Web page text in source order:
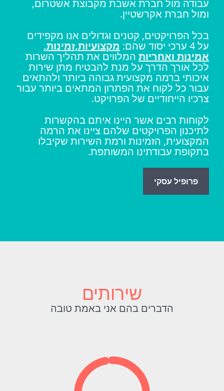
עבודה מול חברת אשבת מקבוצת אשטרום,
ומול חברת אקרשטיין.
בכל הפרויקטים, קטנים וגדולים אנו מקפידים
על 4 ערכי יסוד שהם: מקצועיות,זמינות,
אמינות ואחריות המלווים את תהליך השרות
לכל אורך הדרך על מנת להבטיח מתן שירות
איכותי ברמה מקצועית גבוהה ביותר ולהתאים
עבור כל לקוח את הפתרון המתאים ביותר עבור
צרכיו הייחודיים של הפרויקט.
לקוחות רבים אשר היינו איתם בהקשרות
לתיכנון הפרויקטים שלהם ציינו את הרמה
המקצועית, הזמינות ורמת השירות שקיבלו
בתקופת עבודתינו המשותפת.
פרופיל עסקי
שירותים
הדברים בהם אני באמת טובה